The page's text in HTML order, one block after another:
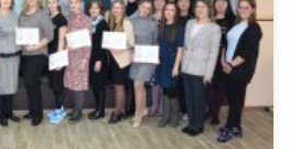
принял участие в работе
«Эффективные
работе объединений
Из […]